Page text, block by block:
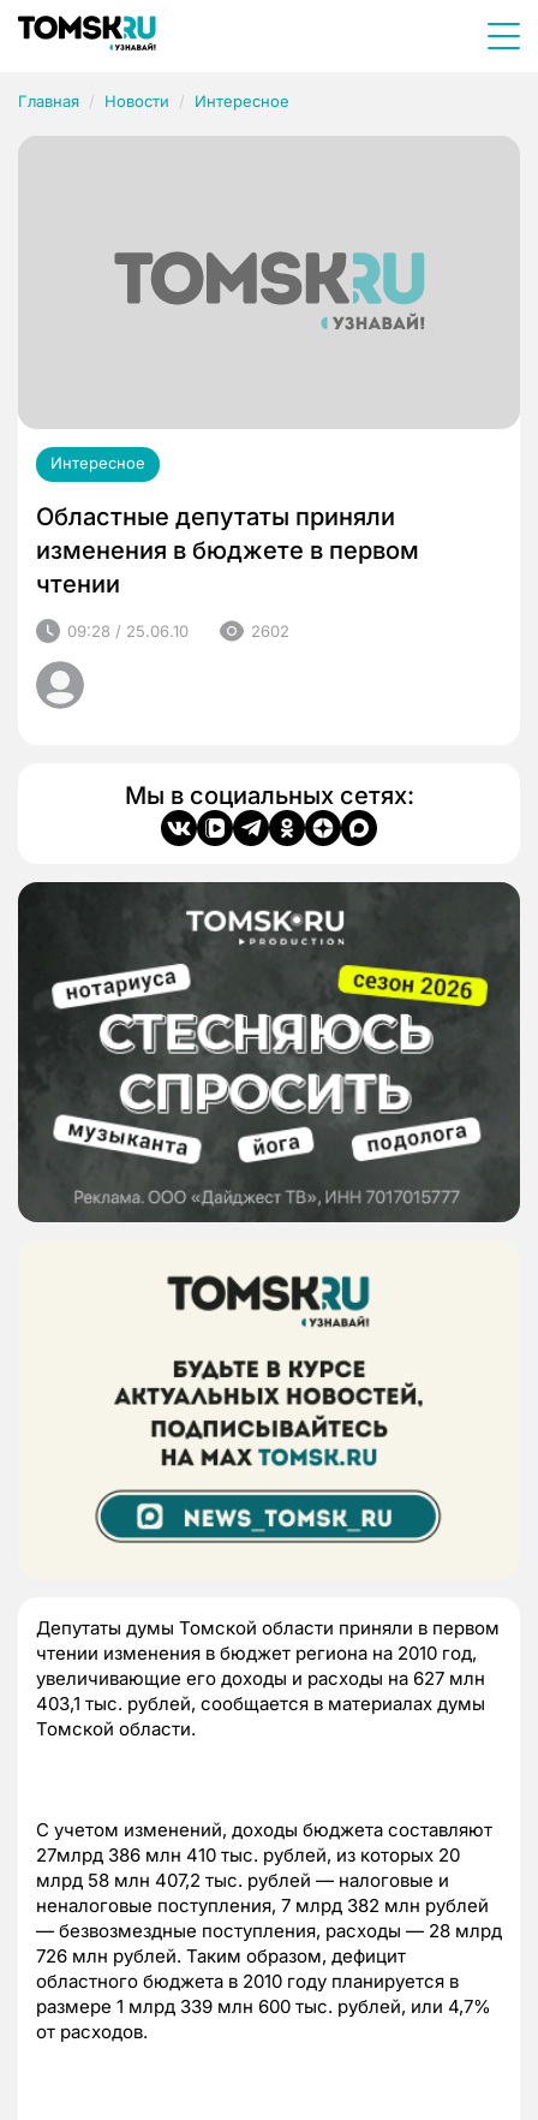
Главная Новости Интересное
Интересное
Областные депутаты приняли
изменения в бюджете в первом
чтении
09:28 / 25.06.10 2602
Мы в социальных сетях:
Депутаты думы Томской области приняли в первом
чтении изменения в бюджет региона на 2010 год,
увеличивающие его доходы и расходы на 627 млн
403,1 тыс. рублей, сообщается в материалах думы
Томской области.
С учетом изменений, доходы бюджета составляют
27млрд 386 млн 410 тыс. рублей, из которых 20
млрд 58 млн 407,2 тыс. рублей — налоговые и
неналоговые поступления, 7 млрд 382 млн рублей
— безвозмездные поступления, расходы — 28 млрд
726 млн рублей. Таким образом, дефицит
областного бюджета в 2010 году планируется в
размере 1 млрд 339 млн 600 тыс. рублей, или 4,7%
от расходов.